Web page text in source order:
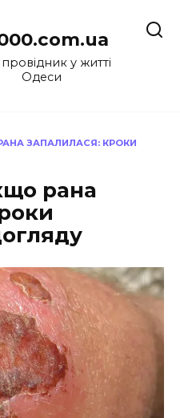
у житті
Одеси
ЗАПАЛИЛАСЯ: КРОКИ
рана